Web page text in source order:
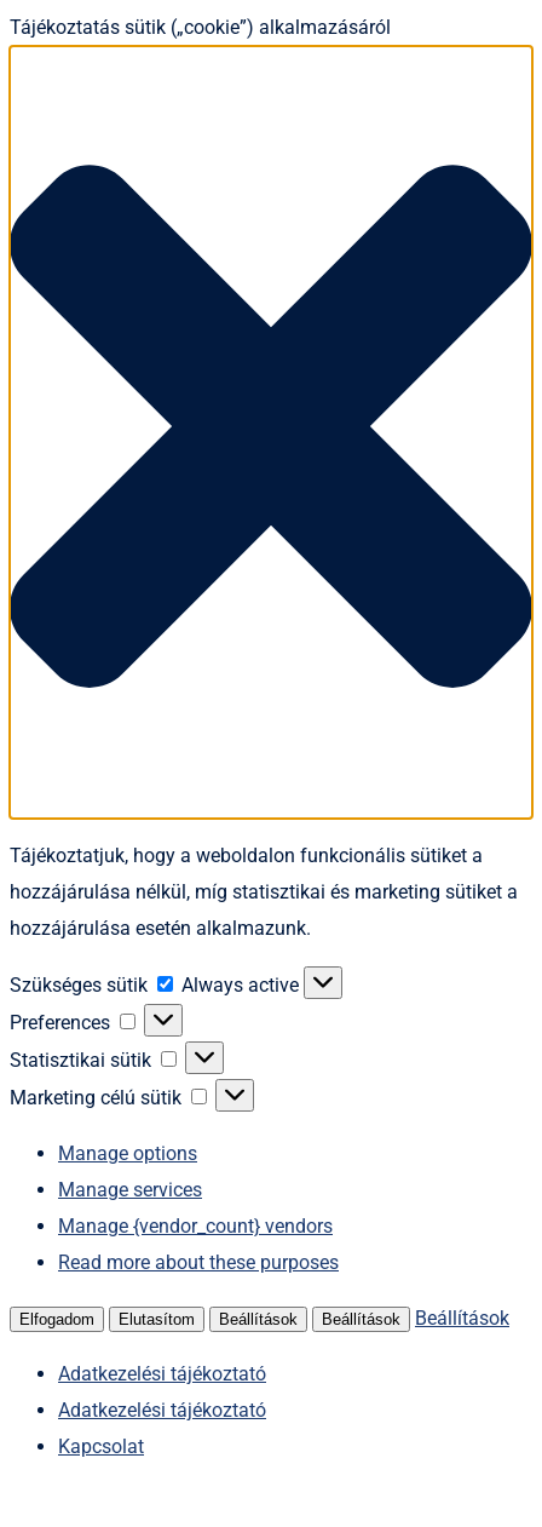
Tájékoztatás sütik („cookie”) alkalmazásáról
Tájékoztatjuk, hogy a weboldalon funkcionális sütiket a
hozzájárulása nélkül, míg statisztikai és marketing sütiket a
hozzájárulása esetén alkalmazunk.
Szükséges sütik
Szükséges
Always active
Preferences
Preferences
Statisztikai sütik
Statisztikai
sütik
Marketing célú sütik
Marketing
Manage options
Manage services
Manage {vendor_count} vendors
Read more about these purposes
Elfogadom Elutasítom Beállítások Beállítások Beállítások
Adatkezelési tájékoztató
Adatkezelési tájékoztató
Kapcsolat